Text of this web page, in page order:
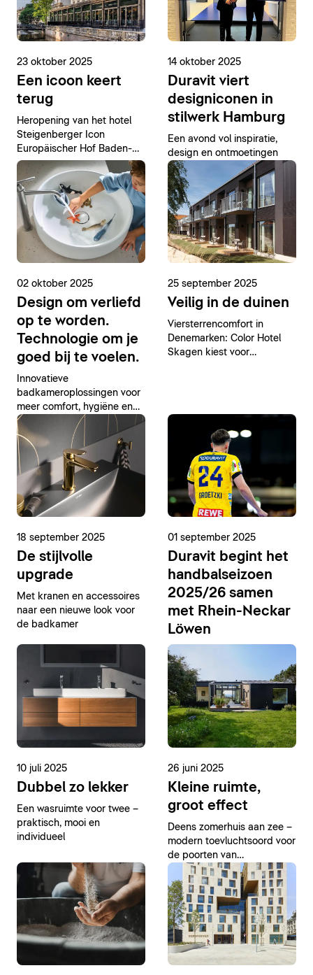
23 oktober 2025
Een icoon keert
terug
Heropening van het hotel
Steigenberger Icon
Europäischer Hof Baden-
Baden met
badkamerinrichting van
Duravit
14 oktober 2025
Duravit viert
designiconen in
stilwerk Hamburg
Een avond vol inspiratie,
design en ontmoetingen
02 oktober 2025
Design om verliefd
op te worden.
Technologie om je
goed bij te voelen.
Innovatieve
badkameroplossingen voor
meer comfort, hygiëne en
duurzaamheid
25 september 2025
Veilig in de duinen
Viersterrencomfort in
Denemarken: Color Hotel
Skagen kiest voor
18 september 2025
De stijlvolle
upgrade
Met kranen en accessoires
naar een nieuwe look voor
de badkamer
01 september 2025
Duravit begint het
handbalseizoen
2025/26 samen
met Rhein-Neckar
Löwen
10 juli 2025
Dubbel zo lekker
Een wasruimte voor twee –
praktisch, mooi en
individueel
26 juni 2025
Kleine ruimte,
groot effect
Deens zomerhuis aan zee –
modern toevluchtsoord voor
de poorten van
Kopenhagen met doordacht
badkamerconcept van
Duravit